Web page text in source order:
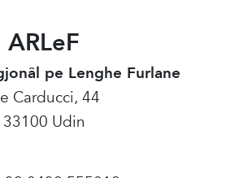
ARLeF
pe Lenghe Furlane
Carducci, 44
33100 Udin